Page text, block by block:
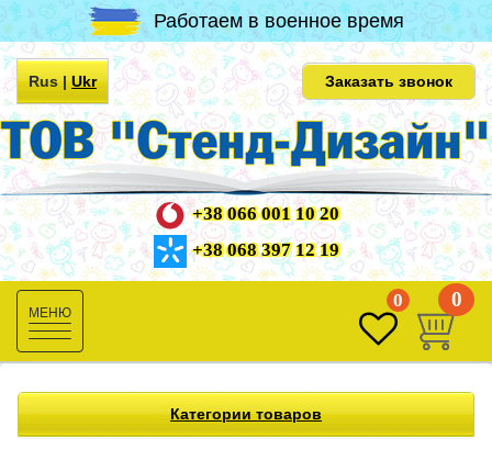
Работаем в военное время
Rus|Ukr Заказать звонок
+38 066 001 10 20
+38 068 397 12 19
Toggle
navigation
0 0
Категории товаров